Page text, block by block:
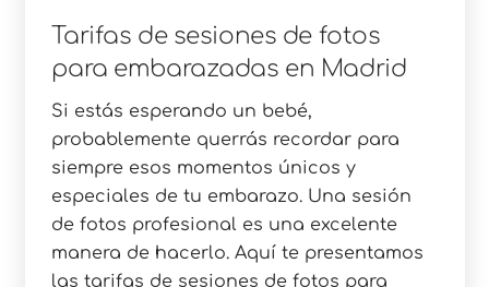
Tarifas de sesiones de fotos
para embarazadas en Madrid
Si estás esperando un bebé,
probablemente querrás recordar para
siempre esos momentos únicos y
especiales de tu embarazo. Una sesión
de fotos profesional es una excelente
manera de hacerlo. Aquí te presentamos
las tarifas de sesiones de fotos para